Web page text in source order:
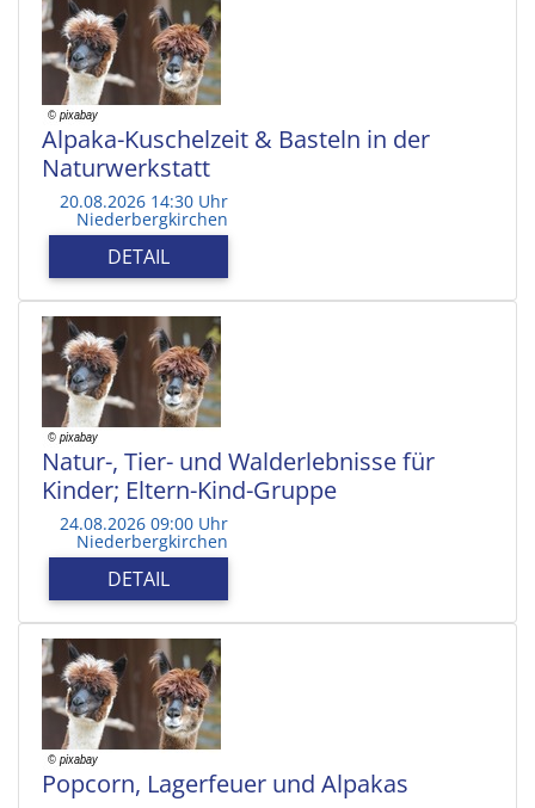
Alpaka-Kuschelzeit & Basteln in der
Naturwerkstatt
20.08.2026 14:30 Uhr
Niederbergkirchen
DETAIL
Natur-, Tier- und Walderlebnisse für
Kinder; Eltern-Kind-Gruppe
24.08.2026 09:00 Uhr
Niederbergkirchen
DETAIL
Popcorn, Lagerfeuer und Alpakas